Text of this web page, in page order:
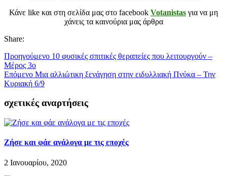
Κάνε like και στη σελίδα μας στο facebook Votanistas για να μη
χάνεις τα καινούρια μας άρθρα
Share:
Προηγούμενο 10 φυσικές σπιτικές θεραπείες που λειτουργούν –
Μέρος 3ο
Επόμενο Μια αλλιώτικη ξενάγηση στην ειδυλλιακή Πνύκα – Την
Κυριακή 6/9
σχετικές αναρτήσεις
Ζήσε και φάε ανάλογα με τις εποχές
2 Ιανουαρίου, 2020